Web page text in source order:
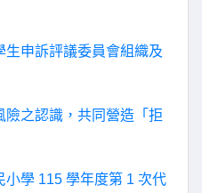
生申訴評議委員會組織及
險之認識，共同營造「拒
學 115 學年度第 1 次代